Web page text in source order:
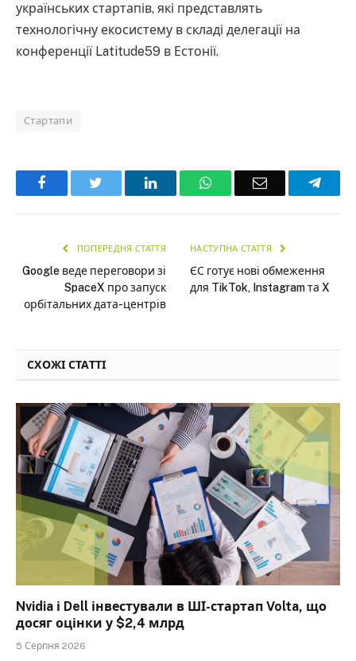
українських стартапів, які представлять
технологічну екосистему в складі делегації на
конференції Latitude59 в Естонії.
Стартапи
Facebook LinkedInWhatsAppEmail
ПОПЕРЕДНЯ СТАТТЯ
Google веде переговори зі
SpaceX про запуск
орбітальних дата-центрів
НАСТУПНА СТАТТЯ
ЄС готує нові обмеження
для TikTok, Instagram та X
СХОЖІ СТАТТІ
Nvidia і Dell інвестували в ШІ-стартап Volta, що
досяг оцінки у $2,4 млрд
5 Серпня 2026